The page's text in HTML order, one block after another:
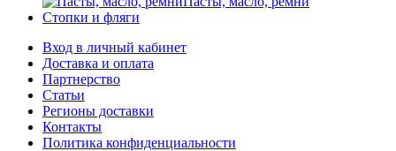
Стопки и фляги
Вход в личный кабинет
Доставка и оплата
Партнерство
Статьи
Регионы доставки
Контакты
Политика конфиденциальности